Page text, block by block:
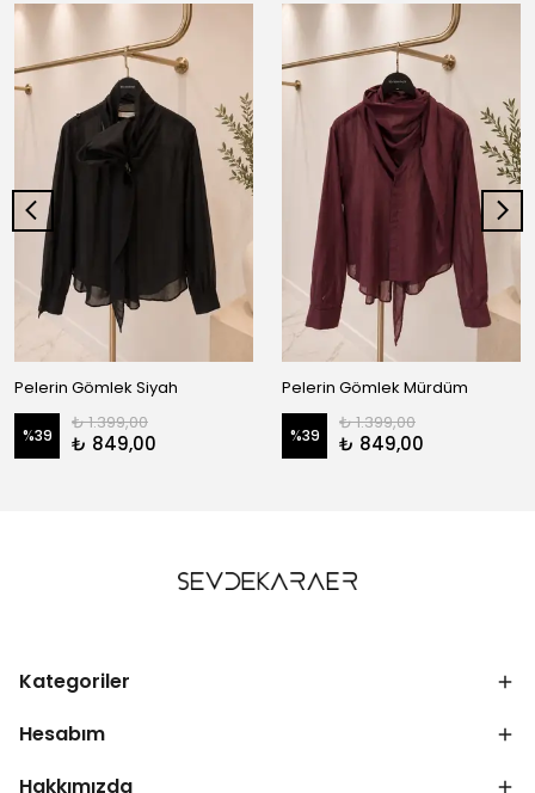
Pelerin Gömlek Siyah
%39
₺ 1.399,00
₺ 849,00
Pelerin Gömlek Mürdüm
%39
₺ 1.399,00
₺ 849,00
Kategoriler
Hesabım
Hakkımızda